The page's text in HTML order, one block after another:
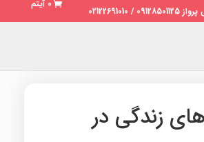
02122691010
0 آیتم
زندگی در